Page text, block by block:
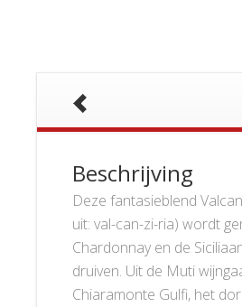
Beschrijving
Deze fantasieblend
uit: val-can-zi-ria) wordt
Chardonnay en de
druiven. Uit de Muti
Chiaramonte Gulfi, het